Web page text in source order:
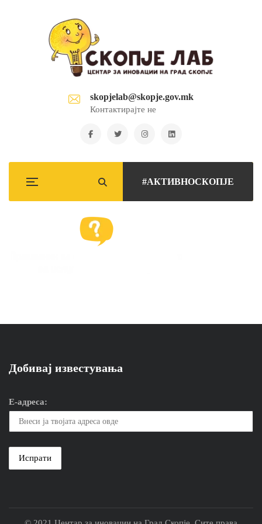
skopjelab@skopje.gov.mk
Контактирајте не
#АКТИВНОСКОПЈЕ
Добивај известувања
Е-адреса: